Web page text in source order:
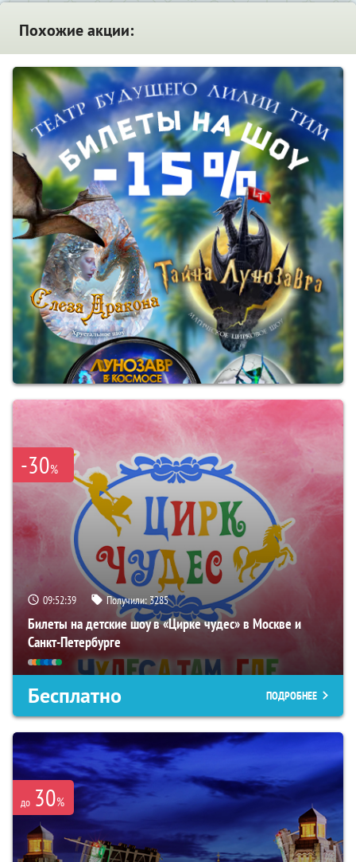
Похожие акции:
-30%
09:52:38 Получили: 3285
Билеты на детские шоу в «Цирке чудес» в Москве и
Санкт-Петербурге
Бесплатно ПОДРОБНЕЕ
до 30%